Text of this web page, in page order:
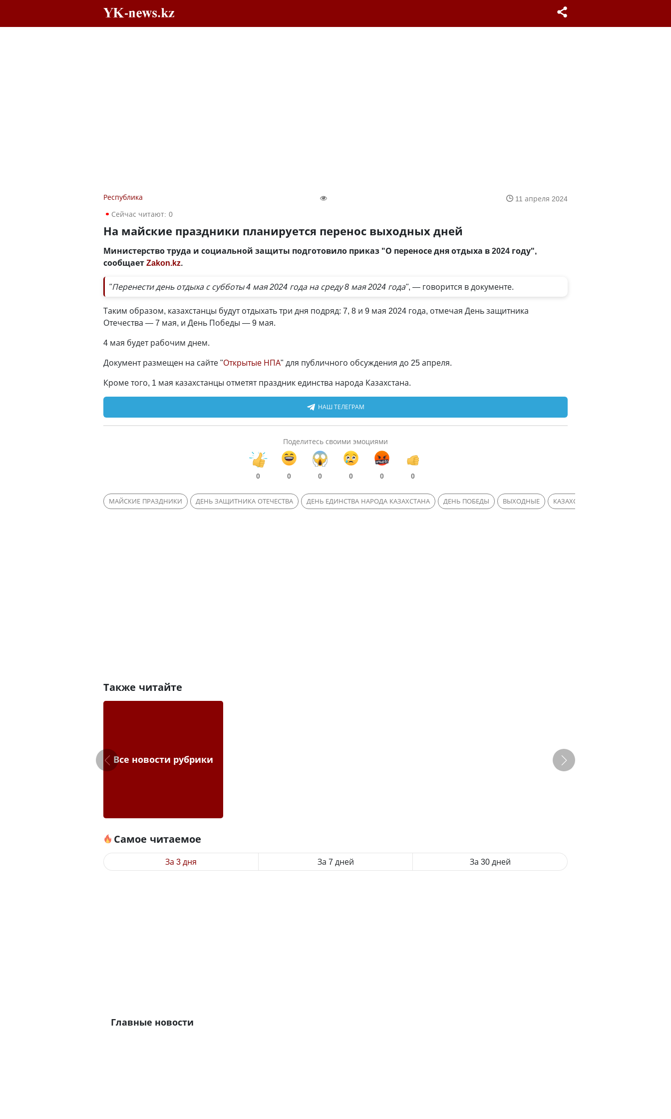
Республика
11 апреля 2024
Сейчас читают: 0
На майские праздники планируется перенос выходных дней
Министерство труда и социальной защиты подготовило приказ "О переносе дня отдыха в 2024 году",
сообщаетZakon.kz.
"Перенести день отдыха с субботы 4 мая 2024 года на среду 8 мая 2024 года", — говорится в документе.
Таким образом, казахстанцы будут отдыхать три дня подряд: 7, 8 и 9 мая 2024 года, отмечая День защитника
Отечества — 7 мая, и День Победы — 9 мая.
4 мая будет рабочим днем.
Документ размещен на сайте "Открытые НПА" для публичного обсуждения до 25 апреля.
Кроме того, 1 мая казахстанцы отметят праздник единства народа Казахстана.
НАШ ТЕЛЕГРАМ
Поделитесь своими эмоциями
0 0 0 0 0 0
МАЙСКИЕ ПРАЗДНИКИ ДЕНЬ ЗАЩИТНИКА ОТЕЧЕСТВА ДЕНЬ ЕДИНСТВА НАРОДА КАЗАХСТАНА ДЕНЬ ПОБЕДЫ ВЫХОДНЫЕ КАЗАХСТАН
Также читайте
Все новости рубрики
Самое читаемое
За 3 дня За 7 дней За 30 дней
Главные новости